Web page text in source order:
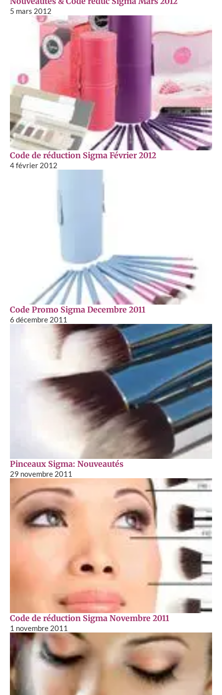
5 mars 2012
Code de réduction Sigma Février 2012
4 février 2012
Code Promo Sigma Decembre 2011
6 décembre 2011
Pinceaux Sigma: Nouveautés
29 novembre 2011
Code de réduction Sigma Novembre 2011
1 novembre 2011